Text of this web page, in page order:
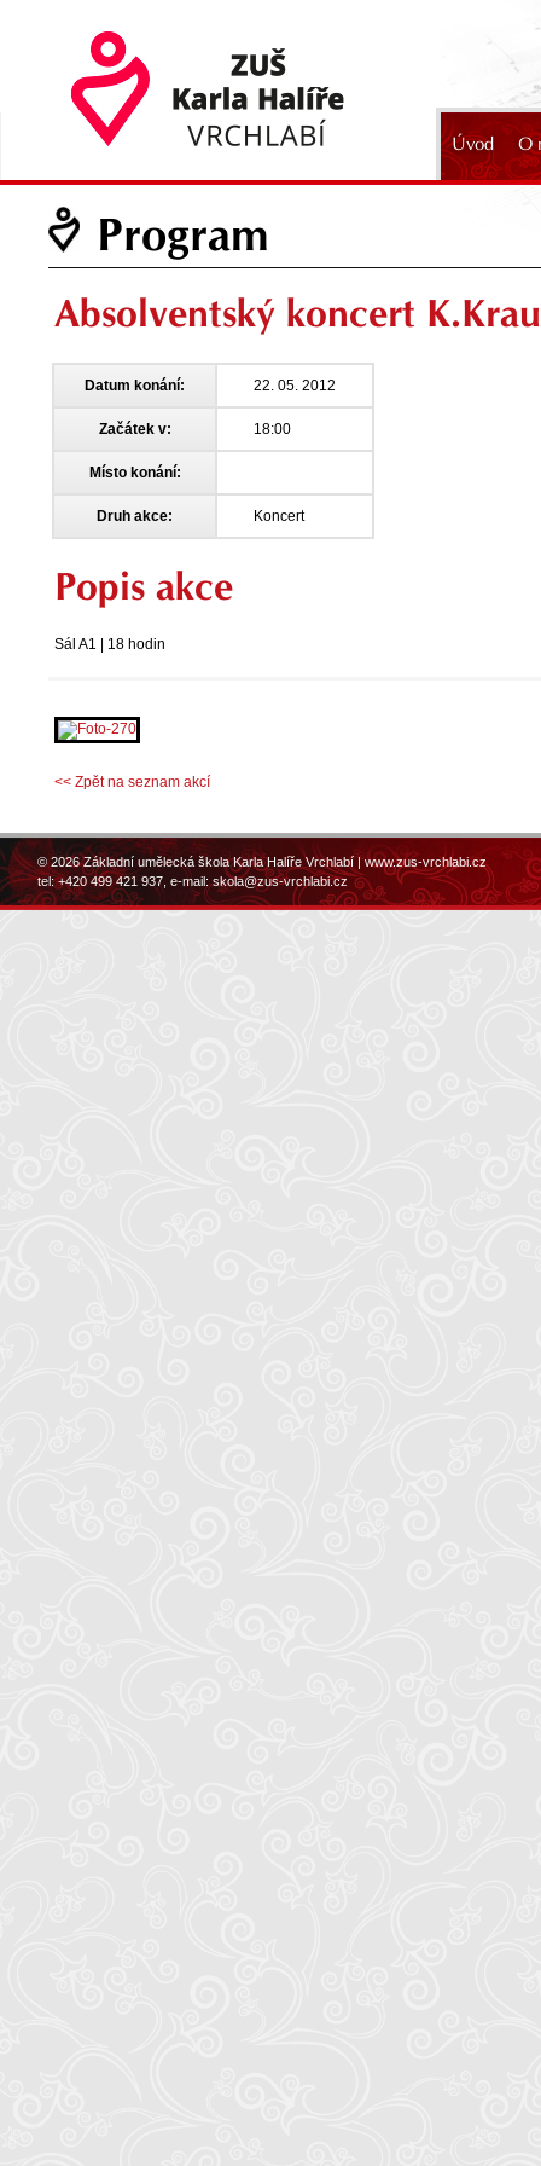
Úvod O
Program
Absolventský koncert
Datum konání: 22. 05. 2012
Začátek v: 18:00
Místo konání:
Druh akce: Koncert
Popis akce
Sál A1 | 18 hodin
<< Zpět na seznam akcí
© 2026 Základní umělecká škola Karla Halíře Vrchlabí |www.zus-vrchlabi.cz
tel: +420 499 421 937, e-mail:skola@zus-vrchlabi.cz